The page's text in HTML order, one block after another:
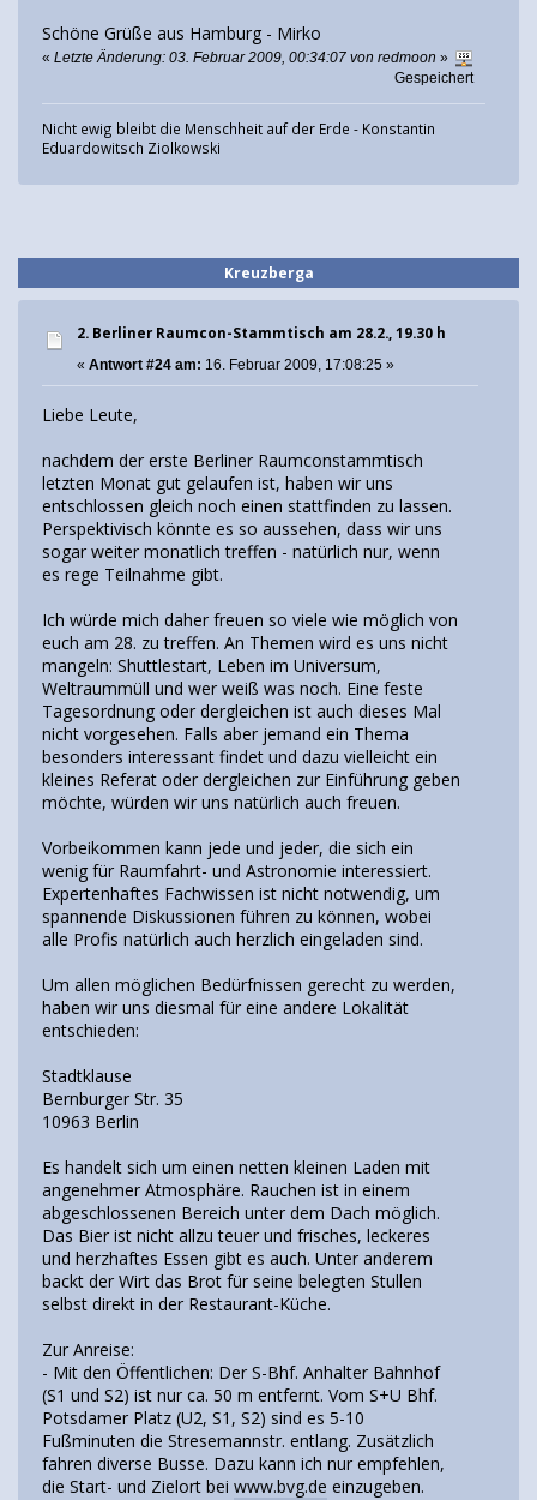
Schöne Grüße aus Hamburg - Mirko
« Letzte Änderung: 03. Februar 2009, 00:34:07 von redmoon »
Gespeichert
Nicht ewig bleibt die Menschheit auf der Erde - Konstantin
Eduardowitsch Ziolkowski
Kreuzberga
2. Berliner Raumcon-Stammtisch am 28.2., 19.30 h
« Antwort #24 am: 16. Februar 2009, 17:08:25 »
Liebe Leute,
nachdem der erste Berliner Raumconstammtisch
letzten Monat gut gelaufen ist, haben wir uns
entschlossen gleich noch einen stattfinden zu lassen.
Perspektivisch könnte es so aussehen, dass wir uns
sogar weiter monatlich treffen - natürlich nur, wenn
es rege Teilnahme gibt.
Ich würde mich daher freuen so viele wie möglich von
euch am 28. zu treffen. An Themen wird es uns nicht
mangeln: Shuttlestart, Leben im Universum,
Weltraummüll und wer weiß was noch. Eine feste
Tagesordnung oder dergleichen ist auch dieses Mal
nicht vorgesehen. Falls aber jemand ein Thema
besonders interessant findet und dazu vielleicht ein
kleines Referat oder dergleichen zur Einführung geben
möchte, würden wir uns natürlich auch freuen.
Vorbeikommen kann jede und jeder, die sich ein
wenig für Raumfahrt- und Astronomie interessiert.
Expertenhaftes Fachwissen ist nicht notwendig, um
spannende Diskussionen führen zu können, wobei
alle Profis natürlich auch herzlich eingeladen sind.
Um allen möglichen Bedürfnissen gerecht zu werden,
haben wir uns diesmal für eine andere Lokalität
entschieden:
Stadtklause
Bernburger Str. 35
10963 Berlin
Es handelt sich um einen netten kleinen Laden mit
angenehmer Atmosphäre. Rauchen ist in einem
abgeschlossenen Bereich unter dem Dach möglich.
Das Bier ist nicht allzu teuer und frisches, leckeres
und herzhaftes Essen gibt es auch. Unter anderem
backt der Wirt das Brot für seine belegten Stullen
selbst direkt in der Restaurant-Küche.
Zur Anreise:
- Mit den Öffentlichen: Der S-Bhf. Anhalter Bahnhof
(S1 und S2) ist nur ca. 50 m entfernt. Vom S+U Bhf.
Potsdamer Platz (U2, S1, S2) sind es 5-10
Fußminuten die Stresemannstr. entlang. Zusätzlich
fahren diverse Busse. Dazu kann ich nur empfehlen,
die Start- und Zielort bei www.bvg.de einzugeben.